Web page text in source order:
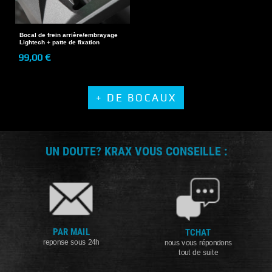
Bocal de frein arrière/embrayage
Lightech + patte de fixation
99,00 €
+ DE BOCAUX
UN DOUTE? KRAX VOUS CONSEILLE :
PAR MAIL
reponse sous 24h
TCHAT
nous vous répondons
tout de suite